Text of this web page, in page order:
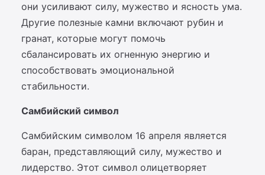
они усиливают силу, мужество и ясность ума.
Другие полезные камни включают рубин и
гранат, которые могут помочь
сбалансировать их огненную энергию и
способствовать эмоциональной
стабильности.
Самбийский символ
Самбийским символом 16 апреля является
баран, представляющий силу, мужество и
лидерство. Этот символ олицетворяет